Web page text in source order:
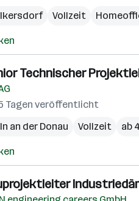
Vollzeit
Technischer
Tagen veröffentlicht
an der Donau
Vollzeit ab